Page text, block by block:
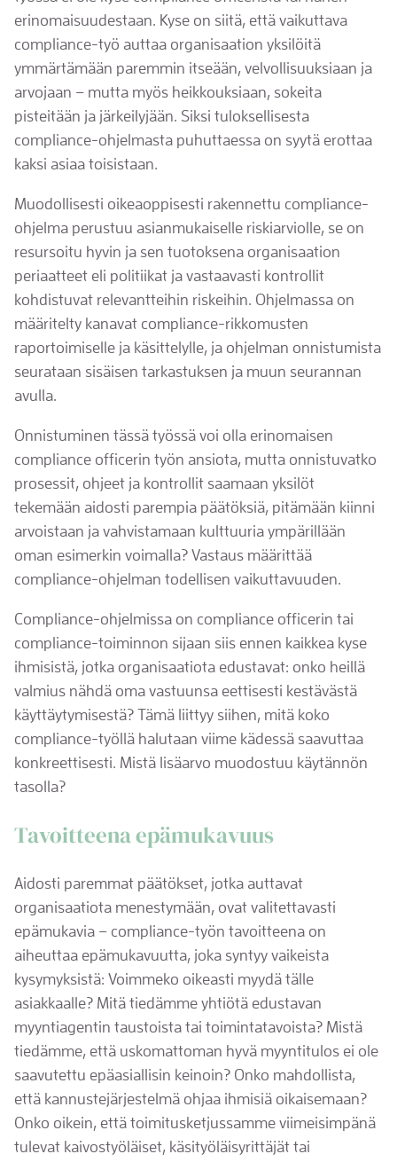
erinomaisuudestaan. Kyse on siitä, että vaikuttava
compliance-työ auttaa organisaation yksilöitä
ymmärtämään paremmin itseään, velvollisuuksiaan ja
arvojaan – mutta myös heikkouksiaan, sokeita
pisteitään ja järkeilyjään. Siksi tuloksellisesta
compliance-ohjelmasta puhuttaessa on syytä erottaa
kaksi asiaa toisistaan.
Muodollisesti oikeaoppisesti rakennettu compliance-
ohjelma perustuu asianmukaiselle riskiarviolle, se on
resursoitu hyvin ja sen tuotoksena organisaation
periaatteet eli politiikat ja vastaavasti kontrollit
kohdistuvat relevantteihin riskeihin. Ohjelmassa on
määritelty kanavat compliance-rikkomusten
raportoimiselle ja käsittelylle, ja ohjelman onnistumista
seurataan sisäisen tarkastuksen ja muun seurannan
avulla.
Onnistuminen tässä työssä voi olla erinomaisen
compliance officerin työn ansiota, mutta onnistuvatko
prosessit, ohjeet ja kontrollit saamaan yksilöt
tekemään aidosti parempia päätöksiä, pitämään kiinni
arvoistaan ja vahvistamaan kulttuuria ympärillään
oman esimerkin voimalla? Vastaus määrittää
compliance-ohjelman todellisen vaikuttavuuden.
Compliance-ohjelmissa on compliance officerin tai
compliance-toiminnon sijaan siis ennen kaikkea kyse
ihmisistä, jotka organisaatiota edustavat: onko heillä
valmius nähdä oma vastuunsa eettisesti kestävästä
käyttäytymisestä? Tämä liittyy siihen, mitä koko
compliance-työllä halutaan viime kädessä saavuttaa
konkreettisesti. Mistä lisäarvo muodostuu käytännön
tasolla?
Tavoitteena epämukavuus
Aidosti paremmat päätökset, jotka auttavat
organisaatiota menestymään, ovat valitettavasti
epämukavia – compliance-työn tavoitteena on
aiheuttaa epämukavuutta, joka syntyy vaikeista
kysymyksistä: Voimmeko oikeasti myydä tälle
asiakkaalle? Mitä tiedämme yhtiötä edustavan
myyntiagentin taustoista tai toimintatavoista? Mistä
tiedämme, että uskomattoman hyvä myyntitulos ei ole
saavutettu epäasiallisin keinoin? Onko mahdollista,
että kannustejärjestelmä ohjaa ihmisiä oikaisemaan?
Onko oikein, että toimitusketjussamme viimeisimpänä
tulevat kaivostyöläiset, käsityöläisyrittäjät tai